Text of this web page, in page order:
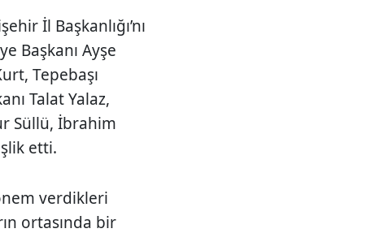
İl Başkanlığı’nı
Başkanı Ayşe
Tepebaşı
Talat Yalaz,
Süllü, İbrahim
etti.
verdikleri
ortasında bir